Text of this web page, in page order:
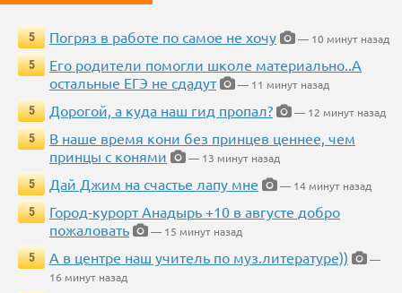
5 Погряз в работе по самое не хочу
— 10 минут назад
5
Его родители помогли школе материально..А
остальные ЕГЭ не сдадут
— 11 минут назад
5
Дорогой, а куда наш гид пропал?
— 12 минут назад
5
В наше время кони без принцев ценнее, чем
принцы с конями
— 13 минут назад
5
Дай Джим на счастье лапу мне
— 14 минут назад
5
Город-курорт Анадырь +10 в августе добро
пожаловать
— 15 минут назад
5
А в центре наш учитель по муз.литературе))
—
16 минут назад